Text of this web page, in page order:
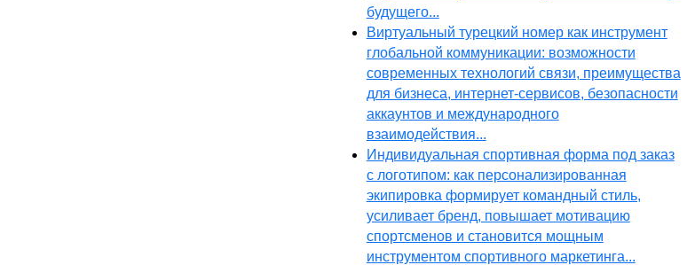
будущего...
Виртуальный турецкий номер как инструмент
глобальной коммуникации: возможности
современных технологий связи, преимущества
для бизнеса, интернет-сервисов, безопасности
аккаунтов и международного
взаимодействия...
Индивидуальная спортивная форма под заказ
с логотипом: как персонализированная
экипировка формирует командный стиль,
усиливает бренд, повышает мотивацию
спортсменов и становится мощным
инструментом спортивного маркетинга...